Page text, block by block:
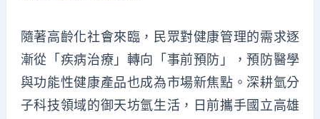
隨著高齡化社會來臨，民眾對健康管理的需求逐
漸從「疾病治療」轉向「事前預防」，預防醫學
與功能性健康產品也成為市場新焦點。深耕氫分
子科技領域的御天坊氫生活，日前攜手國立高雄